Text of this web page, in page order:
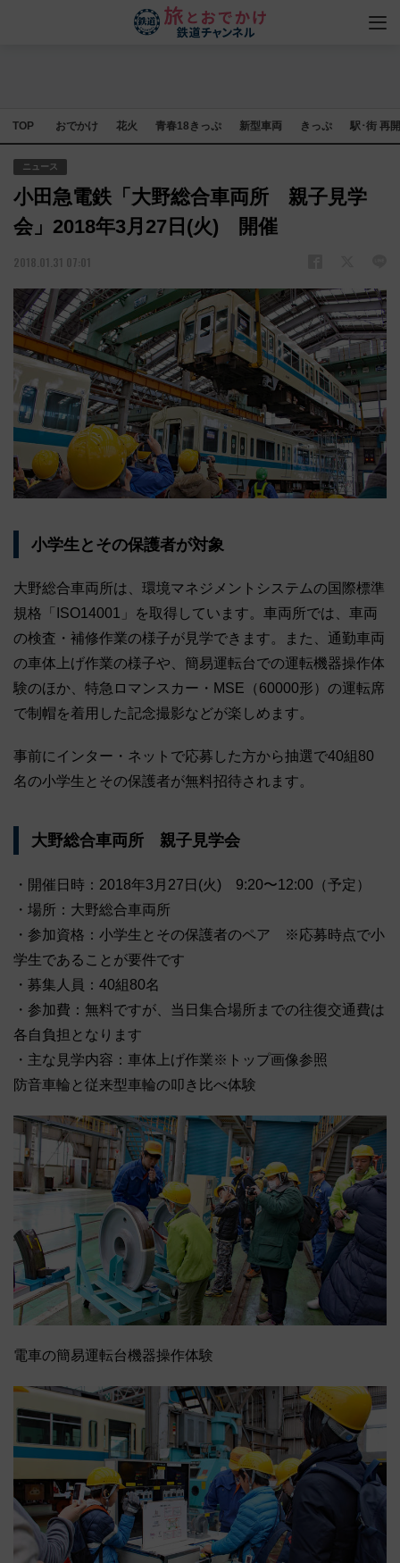
TOP おでかけ 花火 青春18きっぷ 新型車両 きっぷ 駅･街 再
ニュース
小田急電鉄「大野総合車両所 親子見学
会」2018年3月27日(火) 開催
2018.01.31 07:01
小学生とその保護者が対象
大野総合車両所は、環境マネジメントシステムの国際標準
規格「ISO14001」を取得しています。車両所では、車両
の検査・補修作業の様子が見学できます。また、通勤車両
の車体上げ作業の様子や、簡易運転台での運転機器操作体
験のほか、特急ロマンスカー・MSE（60000形）の運転席
で制帽を着用した記念撮影などが楽しめます。
事前にインター・ネットで応募した方から抽選で40組80
名の小学生とその保護者が無料招待されます。
大野総合車両所 親子見学会
・開催日時：2018年3月27日(火) 9:20〜12:00（予定）
・場所：大野総合車両所
・参加資格：小学生とその保護者のペア ※応募時点で小
学生であることが要件です
・募集人員：40組80名
・参加費：無料ですが、当日集合場所までの往復交通費は
各自負担となります
・主な見学内容：車体上げ作業※トップ画像参照
防音車輪と従来型車輪の叩き比べ体験
電車の簡易運転台機器操作体験